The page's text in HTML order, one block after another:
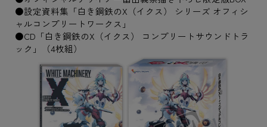
●設定資料集「白き鋼鉄のX（イクス） シリーズ オフィシ
ャルコンプリートワークス」
●CD「白き鋼鉄のX（イクス） コンプリートサウンドトラ
ック」（4枚組）